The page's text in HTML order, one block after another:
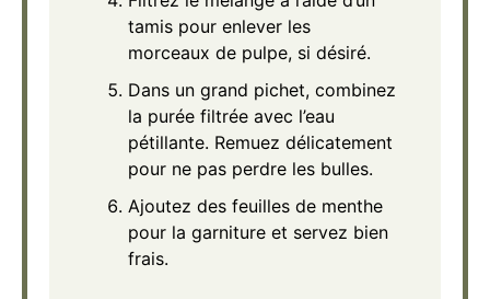
tamis pour enlever les
morceaux de pulpe, si désiré.
Dans un grand pichet, combinez
la purée filtrée avec l’eau
pétillante. Remuez délicatement
pour ne pas perdre les bulles.
Ajoutez des feuilles de menthe
pour la garniture et servez bien
frais.